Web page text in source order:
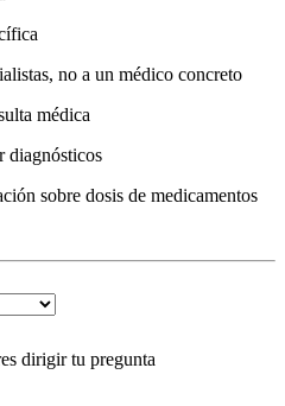
no a un médico concreto
médica
diagnósticos
sobre dosis de medicamentos
dirigir tu pregunta